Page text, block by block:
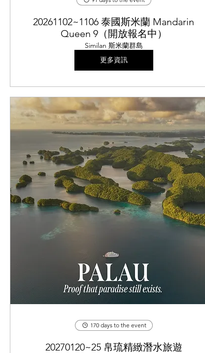
20261102~1106 泰國斯米蘭 Mandarin
Queen 9（開放報名中）
Similan 斯米蘭群島
更多資訊
170 days to the event
20270120~25 帛琉精緻潛水旅遊